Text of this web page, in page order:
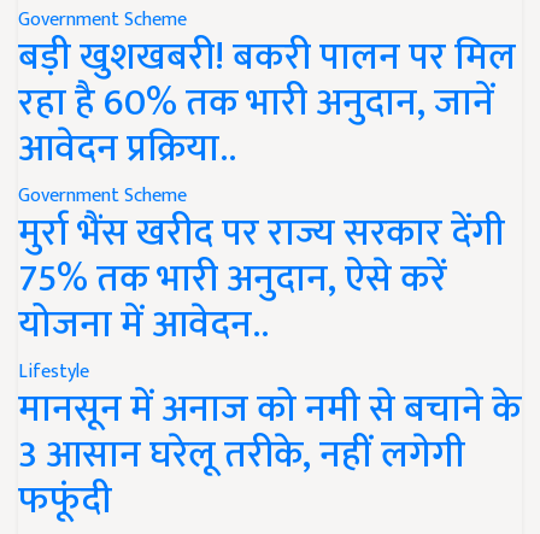
Government Scheme
बड़ी खुशखबरी! बकरी पालन पर मिल
रहा है 60% तक भारी अनुदान, जानें
आवेदन प्रक्रिया..
Government Scheme
मुर्रा भैंस खरीद पर राज्य सरकार देंगी
75% तक भारी अनुदान, ऐसे करें
योजना में आवेदन..
Lifestyle
मानसून में अनाज को नमी से बचाने के
3 आसान घरेलू तरीके, नहीं लगेगी
फफूंदी